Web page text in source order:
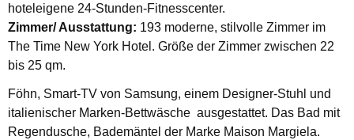
hoteleigene 24-Stunden-Fitnesscenter.
Zimmer/ Ausstattung: 193 moderne, stilvolle Zimmer im
The Time New York Hotel. Größe der Zimmer zwischen 22
bis 25 qm.
Föhn, Smart-TV von Samsung, einem Designer-Stuhl und
italienischer Marken-Bettwäsche ausgestattet. Das Bad mit
Regendusche, Bademäntel der Marke Maison Margiela.